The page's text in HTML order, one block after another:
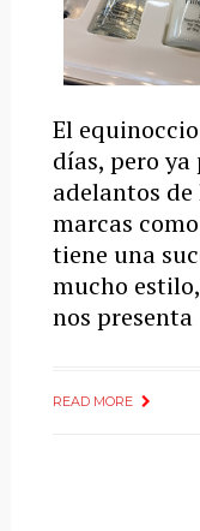
El
días, pero
adelantos
marcas
tiene una
mucho
nos presenta
READ MORE